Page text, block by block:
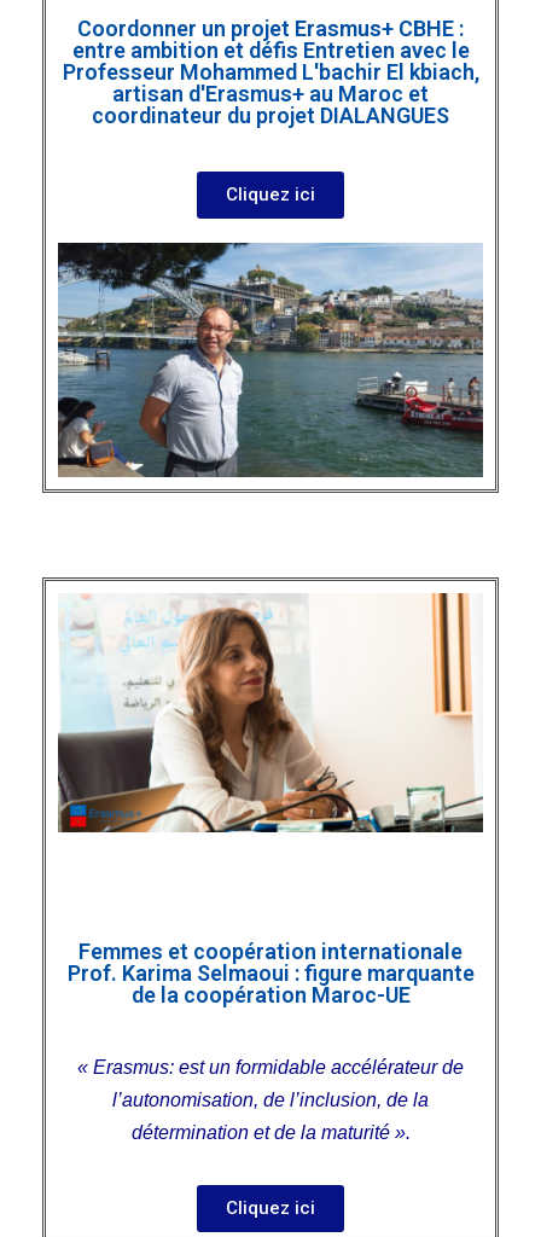
Coordonner un projet Erasmus+ CBHE :
entre ambition et défis Entretien avec le
Professeur Mohammed L'bachir El kbiach,
artisan d'Erasmus+ au Maroc et
coordinateur du projet DIALANGUES
Cliquez ici
Femmes et coopération internationale
Prof. Karima Selmaoui : figure marquante
de la coopération Maroc-UE
« Erasmus: est un formidable accélérateur de
l’autonomisation, de l’inclusion, de la
détermination et de la maturité ».
Cliquez ici